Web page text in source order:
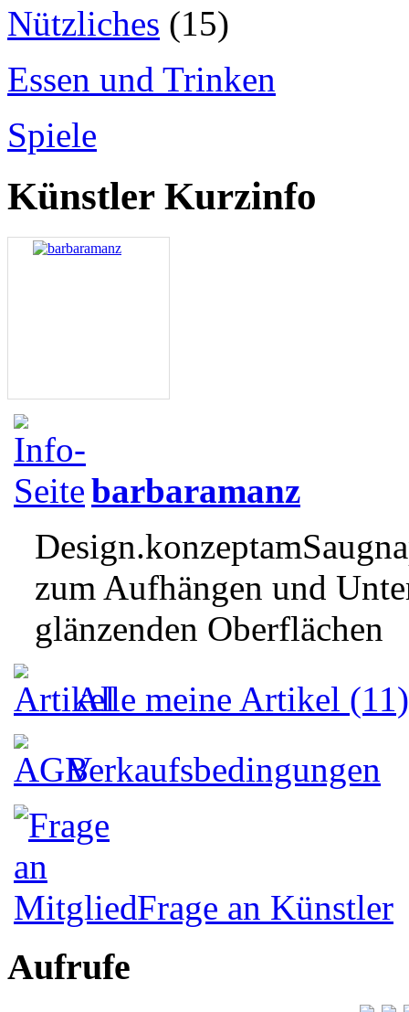
Nützliches (15)
Essen und Trinken
Spiele
Künstler Kurzinfo
barbaramanz
zum Aufhängen und
glänzenden Oberflächen
Alle meine Artikel (11)
Verkaufsbedingungen
Frage an Künstler
Aufrufe